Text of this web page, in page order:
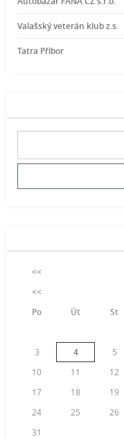
Valašský veterán klub z.s.
Tatra Příbor
<<
<<
Po
Út St
3
4 5
10
11 12
17
18 19
24
25 26
31